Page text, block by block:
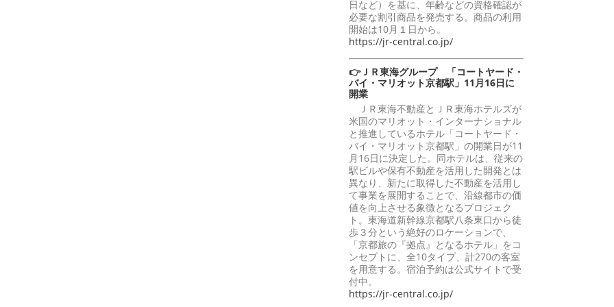
日など）を基に、年齢などの資格確認が
必要な割引商品を発売する。商品の利用
開始は10月１日から。
https://jr-central.co.jp/
👉ＪＲ東海グループ 「コートヤード・
バイ・マリオット京都駅」11月16日に
開業
ＪＲ東海不動産とＪＲ東海ホテルズが
米国のマリオット・インターナショナル
と推進しているホテル「コートヤード・
バイ・マリオット京都駅」の開業日が11
月16日に決定した。同ホテルは、従来の
駅ビルや保有不動産を活用した開発とは
異なり、新たに取得した不動産を活用し
て事業を展開することで、沿線都市の価
値を向上させる象徴となるプロジェク
ト。東海道新幹線京都駅八条東口から徒
歩３分という絶好のロケーションで、
「京都旅の『拠点』となるホテル」をコ
ンセプトに、全10タイプ、計270の客室
を用意する。宿泊予約は公式サイトで受
付中。
https://jr-central.co.jp/